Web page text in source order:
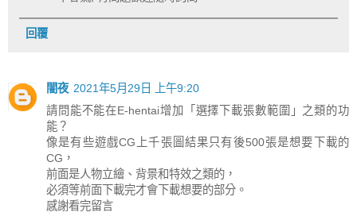
回覆
闇夜 2021年5月29日 上午9:20
請問能不能在E-hentai增加「選擇下載張數範圍」之類的功
能？
像是有些遊戲CG上千張圖結果只有後500張是想要下載的
CG，
前面是人物立繪、背景和特效之類的，
必須等前面下載完才會下載想要的部分。
感謝看完留言